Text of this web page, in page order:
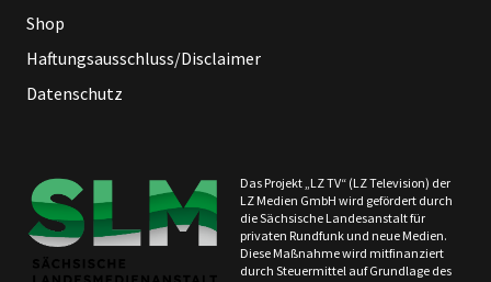
Shop
Haftungsausschluss/Disclaimer
Datenschutz
Das Projekt „LZ TV“ (LZ Television) der
LZ Medien GmbH wird gefördert durch
die Sächsische Landesanstalt für
privaten Rundfunk und neue Medien.
Diese Maßnahme wird mitfinanziert
durch Steuermittel auf Grundlage des